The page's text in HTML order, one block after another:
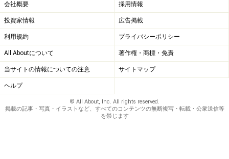
会社概要 採用情報
投資家情報 広告掲載
利用規約 プライバシーポリシー
All Aboutについて 著作権・商標・免責
当サイトの情報についての注意 サイトマップ
ヘルプ
© All About, Inc. All rights reserved.
掲載の記事・写真・イラストなど、すべてのコンテンツの無断複写・転載・公衆送信等
を禁じます